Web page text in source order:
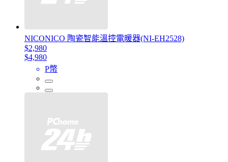
NICONICO 陶瓷智能溫控電暖器(NI-EH2528)
$2,980
$4,980
P幣